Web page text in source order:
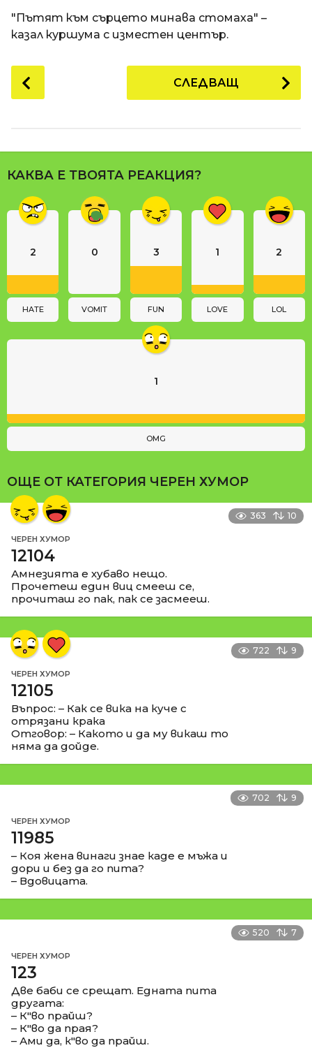
п
р
д
1
о
и
и
t
i
"Пътят към сърцето минава стомаха" –
казал куршума с изместен център.
o
P
a
g
n
i
o
СЛЕДВАЩ
КАКВА Е ТВОЯТА РЕАКЦИЯ?
2
HATE
0
VOMIT
3
FUN
1
LOVE
2
LOL
1
OMG
ОЩЕ ОТ КАТЕГОРИЯ ЧЕРЕН ХУМОР
363 10
ЧЕРЕН ХУМОР
12104
Амнезията е хубаво нещо.
Прочетеш един виц смееш се,
прочиташ го пак, пак се засмееш.
722 9
ЧЕРЕН ХУМОР
12105
Въпрос: – Как се вика на куче с
отрязани крака
Отговор: – Какото и да му викаш то
няма да дойде.
702 9
ЧЕРЕН ХУМОР
11985
– Коя жена винаги знае каде е мъжа и
дори и без да го пита?
– Вдовицата.
520 7
ЧЕРЕН ХУМОР
123
Две баби се срещат. Едната пита
другата:
– К"во прайш?
– К"во да прая?
– Ами да, к"во да прайш.